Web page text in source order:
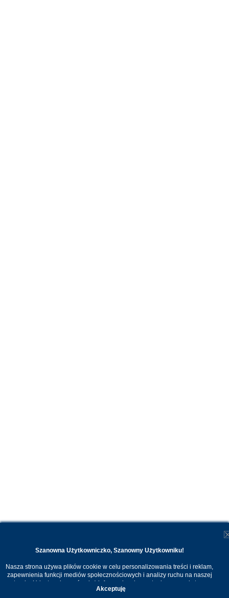
Szanowna Użytkowniczko, Szanowny Użytkowniku!
Nasza strona używa plików cookie w celu personalizowania treści i reklam,
zapewnienia funkcji mediów społecznościowych i analizy ruchu na naszej
stronie. Udostępniamy również informacje o korzystaniu z naszej strony
internetowej naszym zaufanym partnerom. Dzięki cookies możemy
Akceptuję